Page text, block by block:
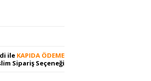
ile KAPIDA ÖDEME
Sipariş Seçeneği